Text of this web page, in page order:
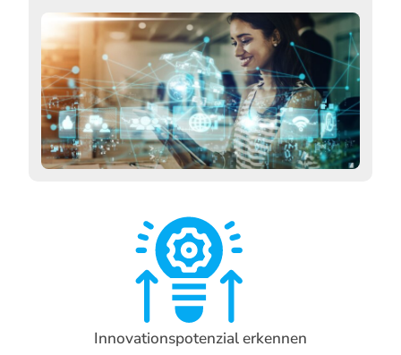
Innovationspotenzial erkennen